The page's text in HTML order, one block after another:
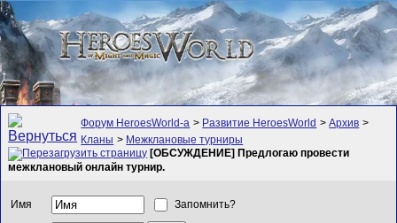
Форум HeroesWorld-а > Развитие HeroesWorld >Архив >
Кланы > Межклановые турниры
[ОБСУЖДЕНИЕ] Предлогаю провести
межклановый онлайн турнир.
Имя Запомнить?